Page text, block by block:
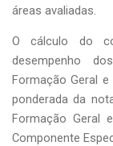
áreas avaliadas.
O cálculo do
desempenho
Formação Geral
ponderada da
Formação Geral
Componente